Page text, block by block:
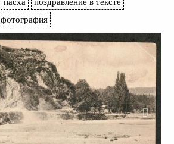
фотография